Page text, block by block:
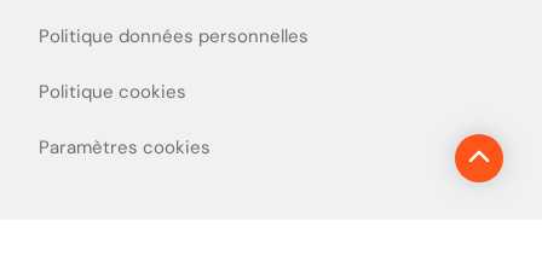
Politique données personnelles
Politique cookies
Paramètres cookies